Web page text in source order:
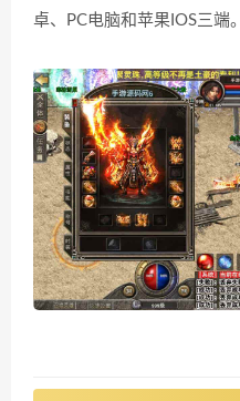
卓、PC电脑和苹果IOS三端。